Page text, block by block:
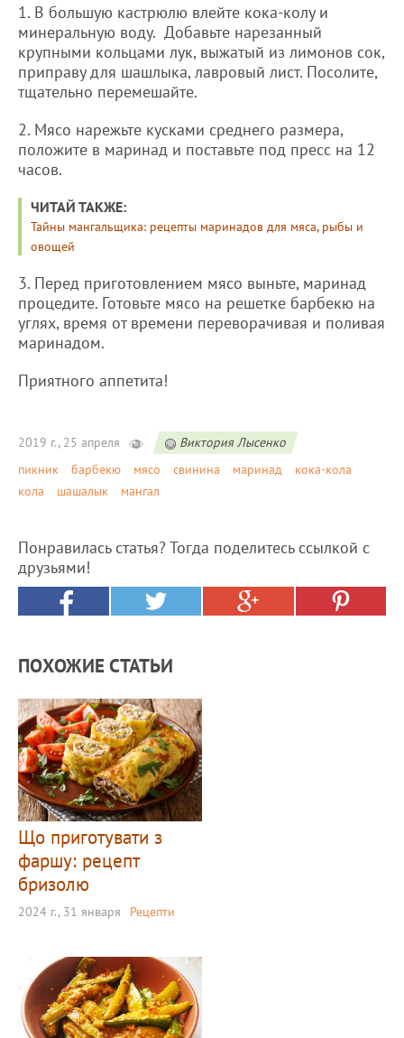
1. В большую кастрюлю влейте кока-колу и
минеральную воду. Добавьте нарезанный
крупными кольцами лук, выжатый из лимонов сок,
приправу для шашлыка, лавровый лист. Посолите,
тщательно перемешайте.
2. Мясо нарежьте кусками среднего размера,
положите в маринад и поставьте под пресс на 12
часов.
ЧИТАЙ ТАКЖЕ:
Тайны мангальщика: рецепты маринадов для мяса, рыбы и
овощей
3. Перед приготовлением мясо выньте, маринад
процедите. Готовьте мясо на решетке барбекю на
углях, время от времени переворачивая и поливая
маринадом.
Приятного аппетита!
2019 г., 25 апреля
Виктория Лысенко
пикник
барбекю мясо свинина маринад
кока-кола
кола
шашалык мангал
Понравилась статья? Тогда поделитесь ссылкой с
друзьями!
ПОХОЖИЕ СТАТЬИ
Що приготувати з
фаршу: рецепт
бризолю
2024 г., 31 января Рецепти